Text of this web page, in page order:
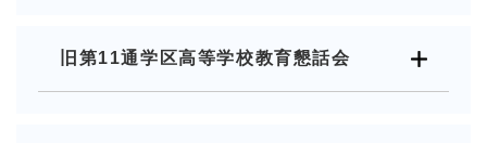
旧第11通学区高等学校教育懇話会